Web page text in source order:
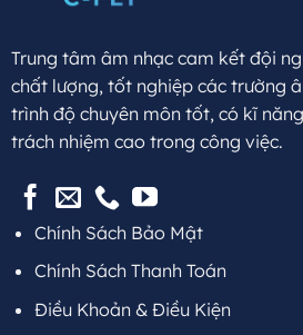
Trung tâm âm nhạc cam kết đội
chất lượng, tốt nghiệp các trường
trình độ chuyên môn tốt, có kĩ
trách nhiệm cao trong công việc.
Chính Sách Bảo Mật
Chính Sách Thanh Toán
Điều Khoản & Điều Kiện